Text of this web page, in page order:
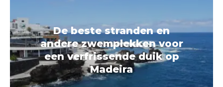
De beste stranden en
andere zwemplekken voor
een verfrissende duik op
Madeira